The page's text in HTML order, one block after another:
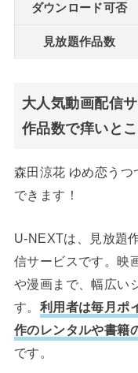
ダウンロード可否
見放題作品数
大人気動画配信
作品数で痒いと
森田涼花 ゆめ恋う
できます！
U-NEXTは、見放題
信サービスです。映
や漫画まで、幅広い
す。 利用者は毎月ポ
作のレンタルや書籍
です。